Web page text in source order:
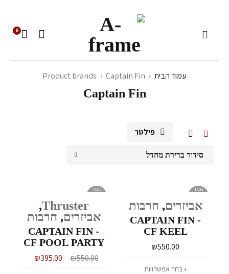
0
עמוד הבית ›
Product brands › Captain Fin
Captain Fin
פילטר
סידור ברירת מחדל
נגמר
אביזרים, חרבות
CAPTAIN FIN -
CF KEEL
₪550.00
בחר אפשרויות
נגמר
Thruster
,
אביזרים, חרבות
CAPTAIN FIN -
CF POOL PARTY
₪550.00
₪395.00